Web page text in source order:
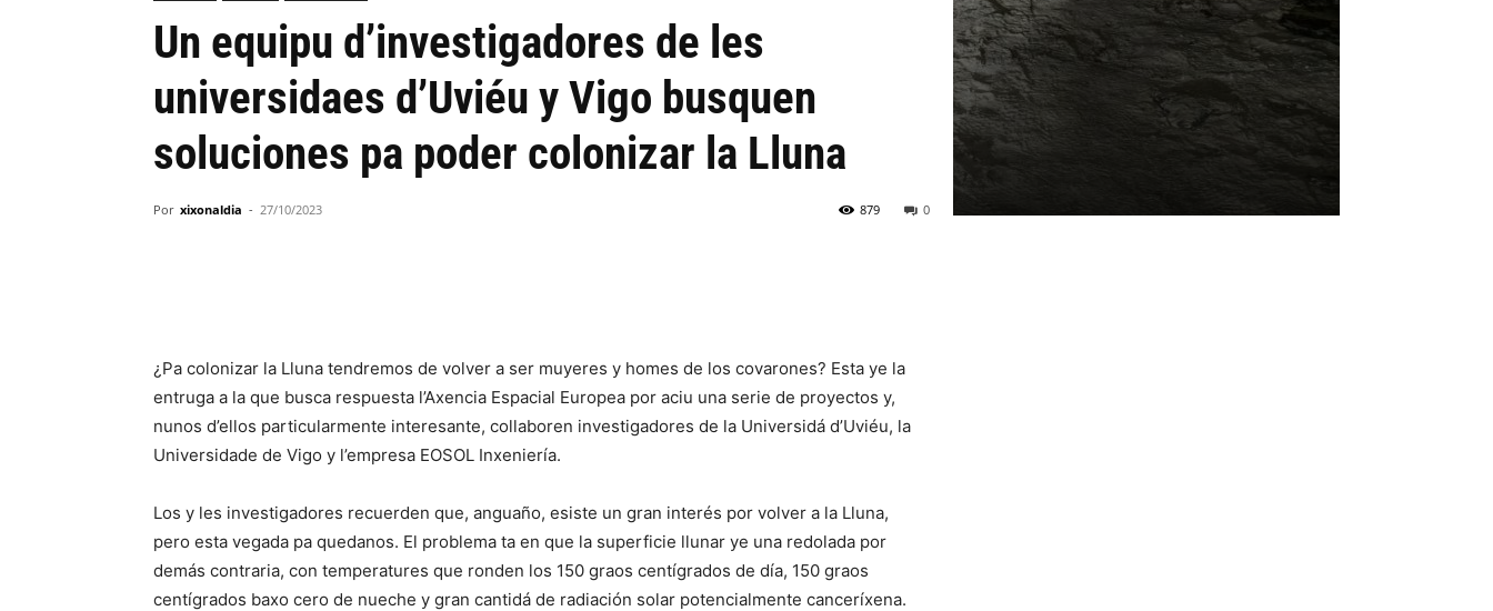
Un equipu d’investigadores de les
universidaes d’Uviéu y Vigo busquen
soluciones pa poder colonizar la Lluna
Por xixonaldia - 27/10/2023 0
879
¿Pa colonizar la Lluna tendremos de volver a ser muyeres y homes de los covarones? Esta ye la
entruga a la que busca respuesta l’Axencia Espacial Europea por aciu una serie de proyectos y,
nunos d’ellos particularmente interesante, collaboren investigadores de la Universidá d’Uviéu, la
Universidade de Vigo y l’empresa EOSOL Inxeniería.
Los y les investigadores recuerden que, anguaño, esiste un gran interés por volver a la Lluna,
pero esta vegada pa quedanos. El problema ta en que la superficie llunar ye una redolada por
demás contraria, con temperatures que ronden los 150 graos centígrados de día, 150 graos
centígrados baxo cero de nueche y gran cantidá de radiación solar potencialmente canceríxena.